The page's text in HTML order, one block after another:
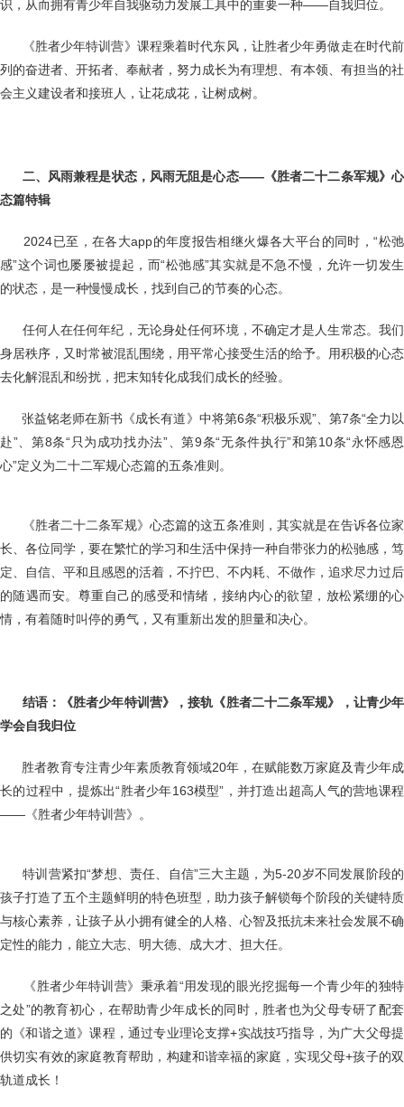
识，从而拥有青少年自我驱动力发展工具中的重要一种——自我归位。
《胜者少年特训营》课程乘着时代东风，让胜者少年勇做走在时代前
列的奋进者、开拓者、奉献者，努力成长为有理想、有本领、有担当的社
会主义建设者和接班人，让花成花，让树成树。
二、风雨兼程是状态，风雨无阻是心态——《胜者二十二条军规》心
态篇特辑
2024已至，在各大app的年度报告相继火爆各大平台的同时，“松弛
感”这个词也屡屡被提起，而“松弛感”其实就是不急不慢，允许一切发生
的状态，是一种慢慢成长，找到自己的节奏的心态。
任何人在任何年纪，无论身处任何环境，不确定才是人生常态。我们
身居秩序，又时常被混乱围绕，用平常心接受生活的给予。用积极的心态
去化解混乱和纷扰，把末知转化成我们成长的经验。
张益铭老师在新书《成长有道》中将第6条“积极乐观”、第7条“全力以
赴”、第8条“只为成功找办法”、第9条“无条件执行”和第10条“永怀感恩
心”定义为二十二军规心态篇的五条准则。
《胜者二十二条军规》心态篇的这五条准则，其实就是在告诉各位家
长、各位同学，要在繁忙的学习和生活中保持一种自带张力的松驰感，笃
定、自信、平和且感恩的活着，不拧巴、不内耗、不做作，追求尽力过后
的随遇而安。尊重自己的感受和情绪，接纳内心的欲望，放松紧绷的心
情，有着随时叫停的勇气，又有重新出发的胆量和决心。
结语：《胜者少年特训营》，接轨《胜者二十二条军规》，让青少年
学会自我归位
胜者教育专注青少年素质教育领域20年，在赋能数万家庭及青少年成
长的过程中，提炼出“胜者少年163模型”，并打造出超高人气的营地课程
——《胜者少年特训营》。
特训营紧扣“梦想、责任、自信”三大主题，为5-20岁不同发展阶段的
孩子打造了五个主题鲜明的特色班型，助力孩子解锁每个阶段的关键特质
与核心素养，让孩子从小拥有健全的人格、心智及抵抗未来社会发展不确
定性的能力，能立大志、明大德、成大才、担大任。
《胜者少年特训营》秉承着“用发现的眼光挖掘每一个青少年的独特
之处”的教育初心，在帮助青少年成长的同时，胜者也为父母专研了配套
的《和谐之道》课程，通过专业理论支撑+实战技巧指导，为广大父母提
供切实有效的家庭教育帮助，构建和谐幸福的家庭，实现父母+孩子的双
轨道成长！